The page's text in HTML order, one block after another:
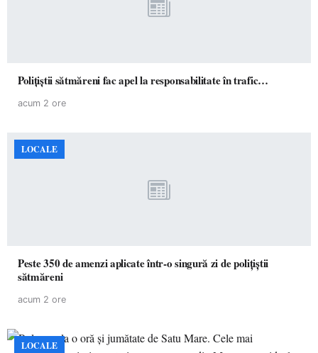
Polițiștii sătmăreni fac apel la responsabilitate în trafic…
acum 2 ore
LOCALE
Peste 350 de amenzi aplicate într-o singură zi de polițiștii
sătmăreni
acum 2 ore
LOCALE